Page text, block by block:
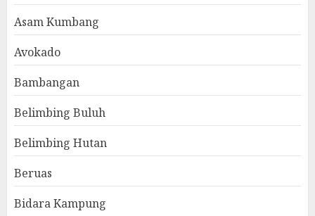
Asam Kumbang
Avokado
Bambangan
Belimbing Buluh
Belimbing Hutan
Beruas
Bidara Kampung